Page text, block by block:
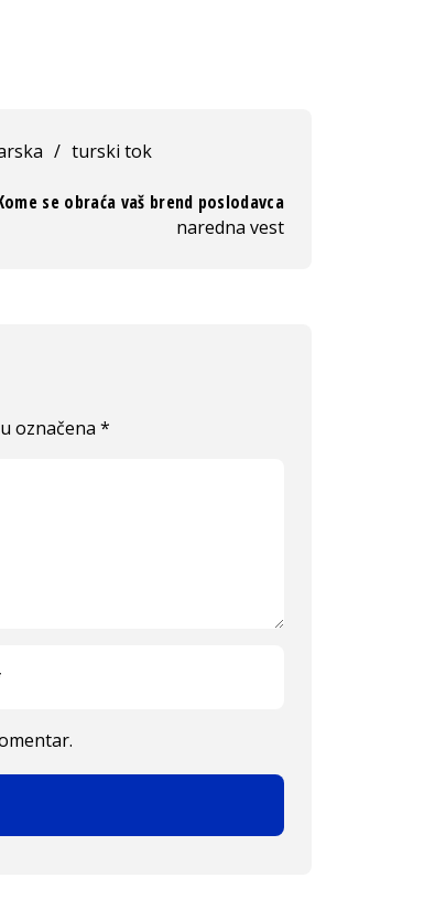
/ turski tok
se obraća vaš brend poslodavca
naredna vest
označena *